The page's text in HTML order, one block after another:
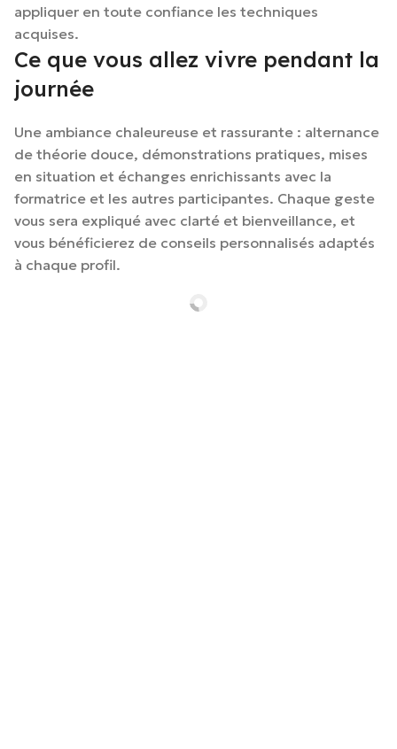
appliquer en toute confiance les techniques
acquises.
Ce que vous allez vivre pendant la
journée
Une ambiance chaleureuse et rassurante : alternance
de théorie douce, démonstrations pratiques, mises
en situation et échanges enrichissants avec la
formatrice et les autres participantes. Chaque geste
vous sera expliqué avec clarté et bienveillance, et
vous bénéficierez de conseils personnalisés adaptés
à chaque profil.